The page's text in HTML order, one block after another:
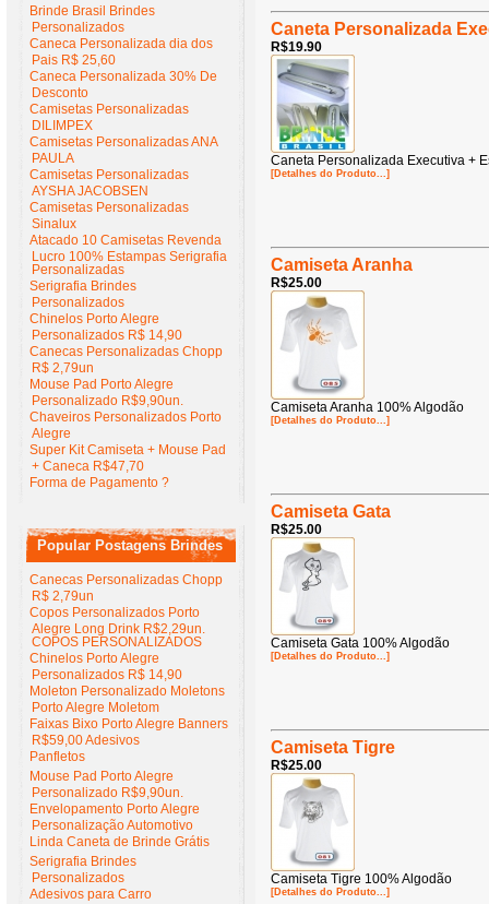
Brinde Brasil Brindes
Personalizados
Caneca Personalizada dia dos
Pais R$ 25,60
Caneca Personalizada 30% De
Desconto
Camisetas Personalizadas
DILIMPEX
Camisetas Personalizadas ANA
PAULA
Camisetas Personalizadas
AYSHA JACOBSEN
Camisetas Personalizadas
Sinalux
Atacado 10 Camisetas Revenda
Lucro 100% Estampas Serigrafia
Personalizadas
Serigrafia Brindes
Personalizados
Chinelos Porto Alegre
Personalizados R$ 14,90
Canecas Personalizadas Chopp
R$ 2,79un
Mouse Pad Porto Alegre
Personalizado R$9,90un.
Chaveiros Personalizados Porto
Alegre
Super Kit Camiseta + Mouse Pad
+ Caneca R$47,70
Forma de Pagamento ?
Popular Postagens Brindes
Canecas Personalizadas Chopp
R$ 2,79un
Copos Personalizados Porto
Alegre Long Drink R$2,29un.
COPOS PERSONALIZADOS
Chinelos Porto Alegre
Personalizados R$ 14,90
Moleton Personalizado Moletons
Porto Alegre Moletom
Faixas Bixo Porto Alegre Banners
R$59,00 Adesivos
Panfletos
Mouse Pad Porto Alegre
Personalizado R$9,90un.
Envelopamento Porto Alegre
Personalização Automotivo
Linda Caneta de Brinde Grátis
Serigrafia Brindes
Personalizados
Adesivos para Carro
Caneta Personalizada
R$19.90
Caneta Personalizada Executiva +
[Detalhes do Produto...]
Camiseta Aranha
R$25.00
Camiseta Aranha 100% Algodão
[Detalhes do Produto...]
Camiseta Gata
R$25.00
Camiseta Gata 100% Algodão
[Detalhes do Produto...]
Camiseta Tigre
R$25.00
Camiseta Tigre 100% Algodão
[Detalhes do Produto...]